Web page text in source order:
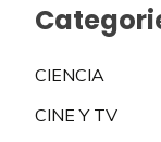
CIENCIA
CINE Y TV